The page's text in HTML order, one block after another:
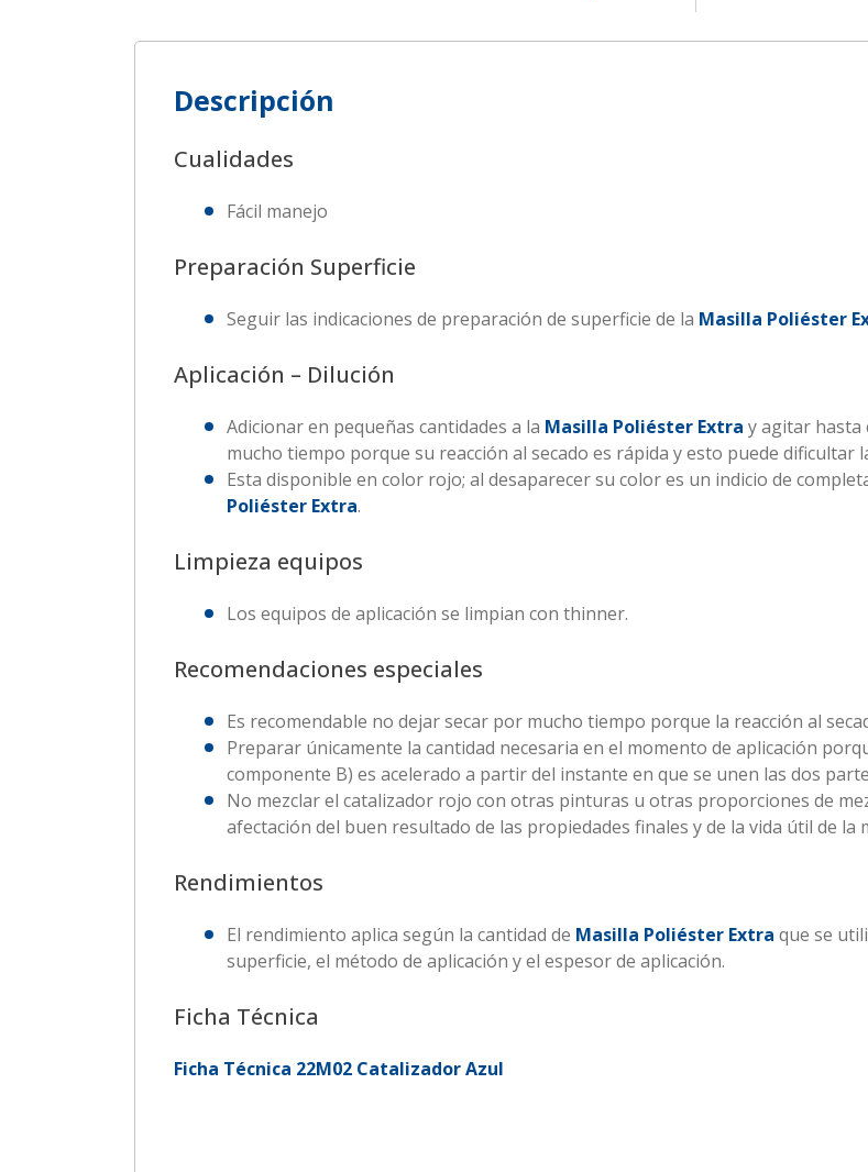
Descripción
Cualidades
Fácil manejo
Preparación Superficie
Seguir las indicaciones de preparación de superficie de la Masilla Poliéster
Aplicación – Dilución
Adicionar en pequeñas cantidades a la Masilla Poliéster Extra y agitar hasta
mucho tiempo porque su reacción al secado es rápida y esto puede dificultar
Esta disponible en color rojo; al desaparecer su color es un indicio de
Poliéster Extra.
Limpieza equipos
Los equipos de aplicación se limpian con thinner.
Recomendaciones especiales
Es recomendable no dejar secar por mucho tiempo porque la reacción al
Preparar únicamente la cantidad necesaria en el momento de aplicación
componente B) es acelerado a partir del instante en que se unen las dos
No mezclar el catalizador rojo con otras pinturas u otras proporciones de
afectación del buen resultado de las propiedades finales y de la vida útil de la
Rendimientos
El rendimiento aplica según la cantidad de Masilla Poliéster Extra que se
superficie, el método de aplicación y el espesor de aplicación.
Ficha Técnica
Ficha Técnica 22M02 Catalizador Azul